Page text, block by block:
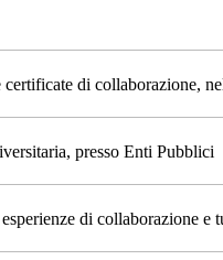
certificate di collaborazione,
presso Enti Pubblici
di collaborazione e